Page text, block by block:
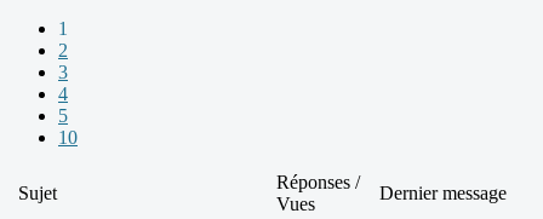
1
2
3
4
5
10
Sujet
Réponses /
Vues
Dernier message